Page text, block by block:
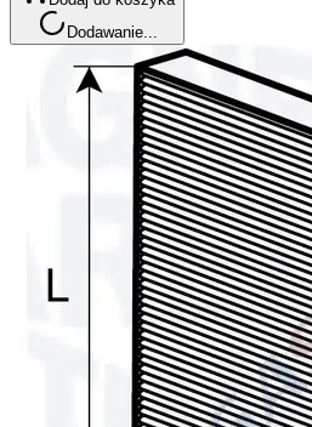
Dodawanie...